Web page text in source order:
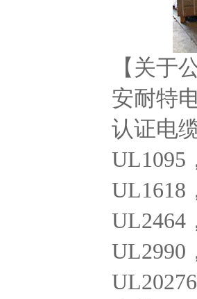
【关于
安耐特
认证电
UL1095
UL1618
UL2464
UL2990